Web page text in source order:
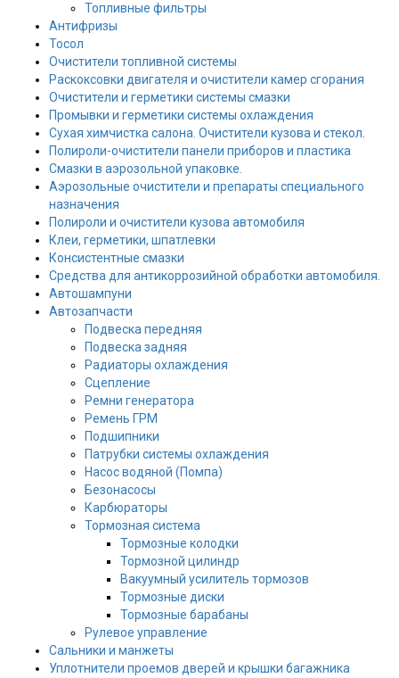
Топливные фильтры
Антифризы
Тосол
Очистители топливной системы
Раскоксовки двигателя и очистители камер сгорания
Очистители и герметики системы смазки
Промывки и герметики системы охлаждения
Сухая химчистка салона. Очистители кузова и стекол.
Полироли-очистители панели приборов и пластика
Смазки в аэрозольной упаковке.
Аэрозольные очистители и препараты специального
назначения
Полироли и очистители кузова автомобиля
Клеи, герметики, шпатлевки
Консистентные смазки
Средства для антикоррозийной обработки автомобиля.
Автошампуни
Автозапчасти
Подвеска передняя
Подвеска задняя
Радиаторы охлаждения
Сцепление
Ремни генератора
Ремень ГРМ
Подшипники
Патрубки системы охлаждения
Насос водяной (Помпа)
Безонасосы
Карбюраторы
Тормозная система
Тормозные колодки
Тормозной цилиндр
Вакуумный усилитель тормозов
Тормозные диски
Тормозные барабаны
Рулевое управление
Сальники и манжеты
Уплотнители проемов дверей и крышки багажника